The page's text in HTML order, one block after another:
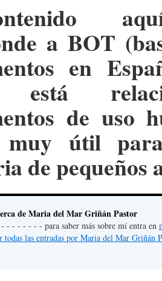
a BOT
en
está
de uso
muy útil
de pequeños
de Maria del Mar Griñán Pastor
- - - - - - - para saber más sobre mí entra en
todas las entradas por Maria del Mar Griñán